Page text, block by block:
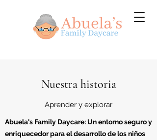
Nuestra historia
Aprender y explorar
Abuela's Family Daycare: Un entorno seguro y
enriquecedor para el desarrollo de los niños